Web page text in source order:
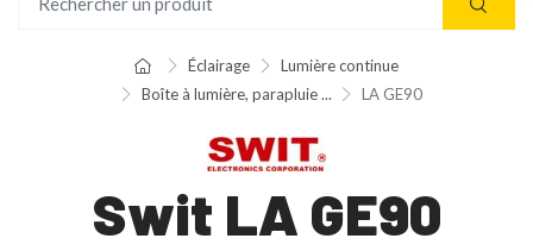
Éclairage
Lumière continue
Boîte à lumière, parapluie ...
LA GE90
Swit LA GE90